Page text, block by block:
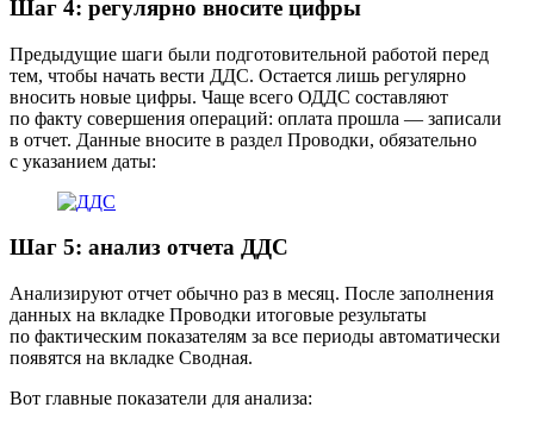
Шаг 4: регулярно вносите цифры
Предыдущие шаги были подготовительной работой перед
тем, чтобы начать вести ДДС. Остается лишь регулярно
вносить новые цифры. Чаще всего ОДДС составляют
по факту совершения операций: оплата прошла — записали
в отчет. Данные вносите в раздел Проводки, обязательно
с указанием даты:
Шаг 5: анализ отчета ДДС
Анализируют отчет обычно раз в месяц. После заполнения
данных на вкладке Проводки итоговые результаты
по фактическим показателям за все периоды автоматически
появятся на вкладке Сводная.
Вот главные показатели для анализа: